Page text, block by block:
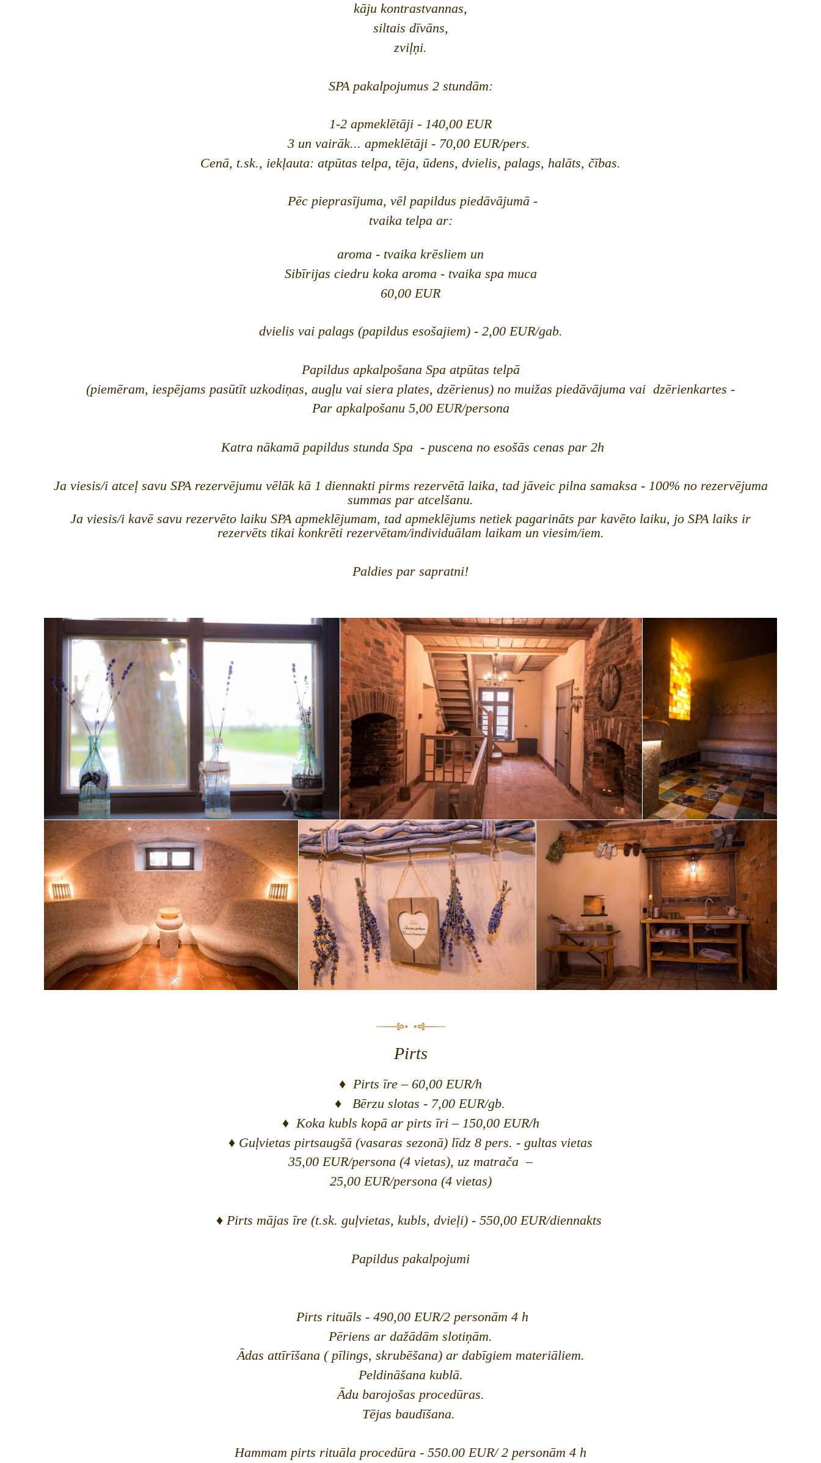
kāju kontrastvannas,
siltais dīvāns,
zviļņi.
SPA pakalpojumus 2 stundām:
1-2 apmeklētāji - 140,00 EUR
3 un vairāk... apmeklētāji - 70,00 EUR/pers.
Cenā, t.sk., iekļauta: atpūtas telpa, tēja, ūdens, dvielis, palags, halāts, čības.
Pēc pieprasījuma, vēl papildus piedāvājumā -
tvaika telpa ar:
aroma - tvaika krēsliem un
Sibīrijas ciedru koka aroma - tvaika spa muca
60,00 EUR
dvielis vai palags (papildus esošajiem) - 2,00 EUR/gab.
Papildus apkalpošana Spa atpūtas telpā
(piemēram, iespējams pasūtīt uzkodiņas, augļu vai siera plates, dzērienus) no muižas piedāvājuma vai dzērienkartes -
Par apkalpošanu 5,00 EUR/persona
Katra nākamā papildus stunda Spa - puscena no esošās cenas par 2h
Ja viesis/i atceļ savu SPA rezervējumu vēlāk kā 1 diennakti pirms rezervētā laika, tad jāveic pilna samaksa - 100% no rezervējuma
summas par atcelšanu.
Ja viesis/i kavē savu rezervēto laiku SPA apmeklējumam, tad apmeklējums netiek pagarināts par kavēto laiku, jo SPA laiks ir
rezervēts tikai konkrēti rezervētam/individuālam laikam un viesim/iem.
Paldies par sapratni!
Pirts
♦ Pirts īre – 60,00 EUR/h
♦
Bērzu slotas - 7,00 EUR/gb.
♦ Koka kubls kopā ar pirts īri– 150,00 EUR/h
♦ Guļvietas pirtsaugšā (vasaras sezonā) līdz 8 pers. - gultas vietas
35,00 EUR/persona (4 vietas), uz matrača –
25,00 EUR/persona (4 vietas)
♦Pirts mājas īre (t.sk. guļvietas, kubls, dvieļi) - 550,00 EUR/diennakts
Papildus pakalpojumi
Pirts rituāls - 490,00 EUR/2 personām 4 h
Pēriens ar dažādām slotiņām.
Ādas attīrīšana ( pīlings, skrubēšana) ar dabīgiem materiāliem.
Peldināšana kublā.
Ādu barojošas procedūras.
Tējas baudīšana.
Hammam pirts rituāla procedūra - 550.00 EUR/2 personām 4 h